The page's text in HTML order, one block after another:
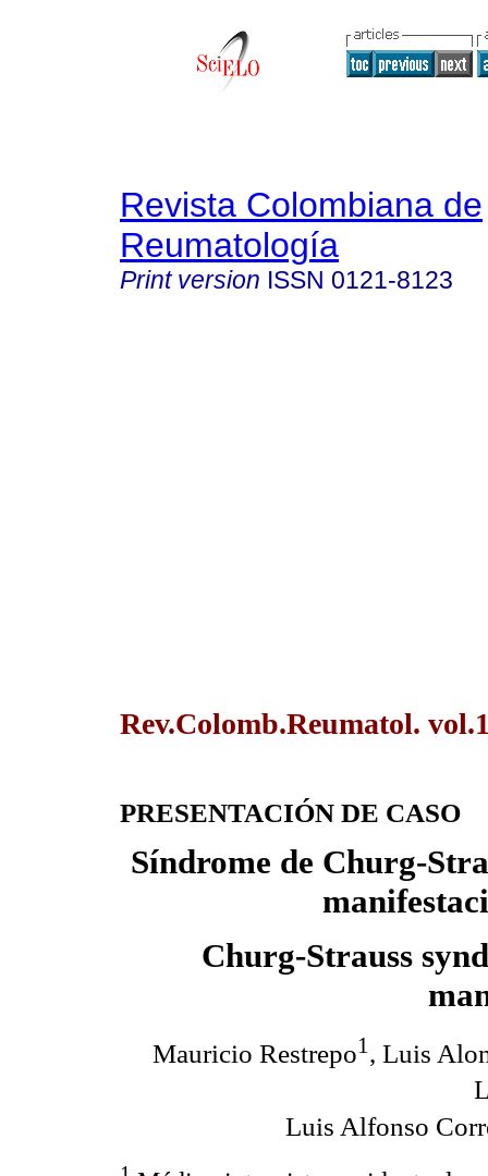
Revista Colombiana de
Reumatología
Print version ISSN 0121-8123
Rev.Colomb.Reumatol.
PRESENTACIÓN DE CASO
Síndrome de Churg-
Churg-Strauss
Mauricio Restrepo1 , Luis
Luis Alfonso